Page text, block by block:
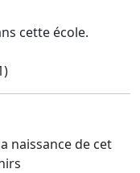
cette école.
naissance de cet